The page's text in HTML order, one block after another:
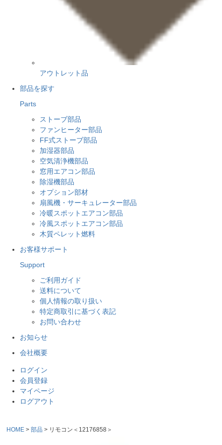
アウトレット品
部品を探す
Parts
ストーブ部品
ファンヒーター部品
FF式ストーブ部品
加湿器部品
空気清浄機部品
窓用エアコン部品
除湿機部品
オプション部材
扇風機・サーキュレーター部品
冷暖スポットエアコン部品
冷風スポットエアコン部品
木質ペレット燃料
お客様サポート
Support
ご利用ガイド
送料について
個人情報の取り扱い
特定商取引に基づく表記
お問い合わせ
お知らせ
会社概要
ログイン
会員登録
マイページ
ログアウト
HOME 部品 リモコン＜12176858＞